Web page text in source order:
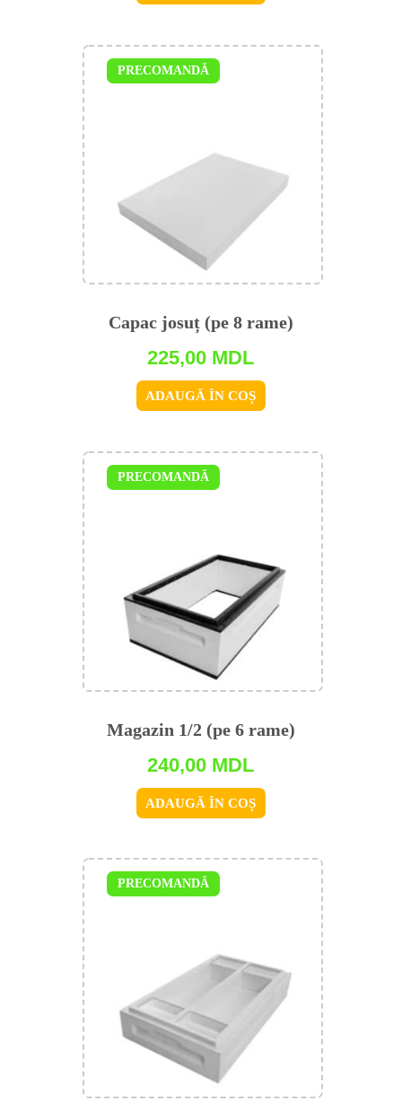
Capac josuț (pe 8 rame)
225,00 MDL
ADAUGĂ ÎN COȘ
PRECOMANDĂ
Magazin 1/2 (pe 6 rame)
240,00 MDL
ADAUGĂ ÎN COȘ
PRECOMANDĂ
PRECOMANDĂ